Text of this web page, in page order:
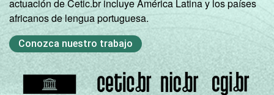
actuación de Cetic.br incluye América Latina y los países
africanos de lengua portuguesa.
Conozca nuestro trabajo